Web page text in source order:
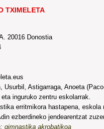
TXIMELETA
20016 Donostia
Usurbil, Astigarraga, Anoeta
inguruko zentru eskolarrak.
erritmikora hastapena, eskola
ezberdineko jendearentzat
gimnastika akrobatikoa